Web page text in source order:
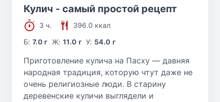
Кулич - самый простой рецепт
3 ч.
396.0 ккал
Б:7.0 г Ж: 11.0 г У: 54.0 г
Приготовление кулича на Пасху — давняя
народная традиция, которую чтут даже не
очень религиозные люди. В старину
деревенские куличи выглядели и